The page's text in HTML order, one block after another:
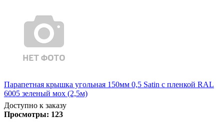
Парапетная крышка угольная 150мм 0,5 Satin с пленкой RAL
6005 зеленый мох (2,5м)
Доступно к заказу
Просмотры: 123